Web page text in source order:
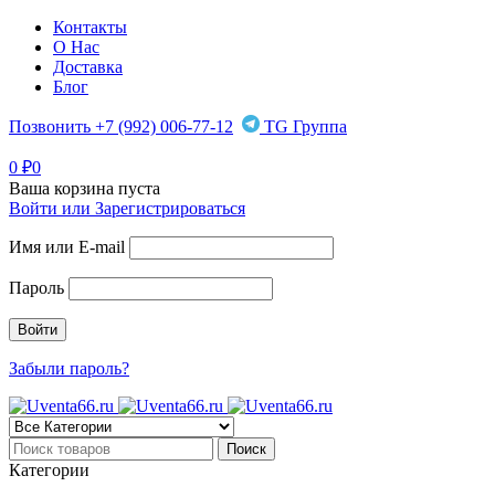
Контакты
О Нас
Доставка
Блог
Позвонить +7 (992) 006-77-12 TG Группа
0 ₽0
Ваша корзина пуста
Войти или Зарегистрироваться
Имя или E-mail
Пароль
Забыли пароль?
Категории